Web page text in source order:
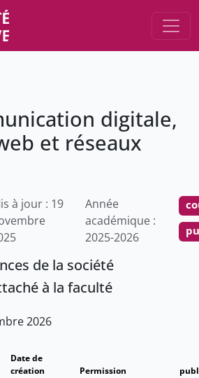
digitale,
et réseaux
à jour : 19
Année
académique :
2025-2026
de la société
à la faculté
2026
Date de
création
Permission